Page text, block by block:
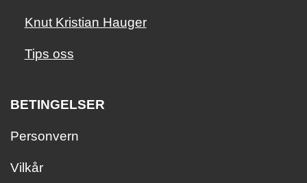
Knut Kristian Hauger
Tips oss
BETINGELSER
Personvern
Vilkår